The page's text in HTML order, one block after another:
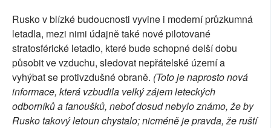
Rusko v blízké budoucnosti vyvine i moderní průzkumná
letadla, mezi nimi údajně také nové pilotované
stratosférické letadlo, které bude schopné delší dobu
působit ve vzduchu, sledovat nepřátelské území a
vyhýbat se protivzdušné obraně. (Toto je naprosto nová
informace, která vzbudila velký zájem leteckých
odborníků a fanoušků, neboť dosud nebylo známo, že by
Rusko takový letoun chystalo; nicméně je pravda, že ruští